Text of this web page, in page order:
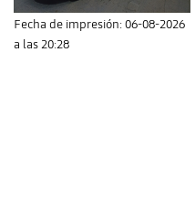
Fecha de impresión: 06-08-2026
a las 20:28